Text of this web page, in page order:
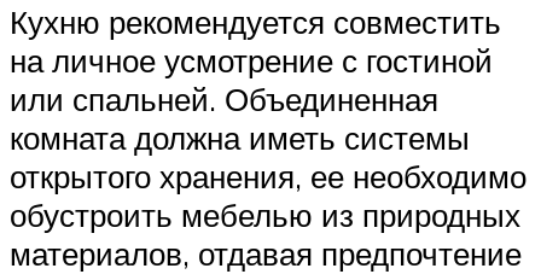
Кухню рекомендуется совместить
на личное усмотрение с гостиной
или спальней. Объединенная
комната должна иметь системы
открытого хранения, ее необходимо
обустроить мебелью из природных
материалов, отдавая предпочтение